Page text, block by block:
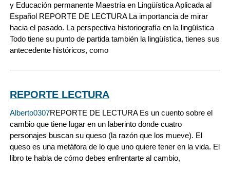
y Educación permanente Maestría en Lingüística Aplicada al
Español REPORTE DE LECTURA La importancia de mirar
hacia el pasado. La perspectiva historiografía en la lingüística
Todo tiene su punto de partida también la lingüística, tienes sus
antecedente históricos, como
REPORTE LECTURA
Alberto0307REPORTE DE LECTURA Es un cuento sobre el
cambio que tiene lugar en un laberinto donde cuatro
personajes buscan su queso (la razón que los mueve). El
queso es una metáfora de lo que uno quiere tener en la vida. El
libro te habla de cómo debes enfrentarte al cambio,